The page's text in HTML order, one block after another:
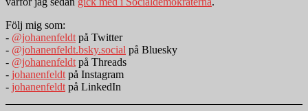
Följ mig som:
- @johanenfeldt på Twitter
- @johanenfeldt.bsky.social på Bluesky
- @johanenfeldt på Threads
- johanenfeldt på Instagram
- johanenfeldt på LinkedIn